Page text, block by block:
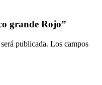
grande Rojo”
publicada. Los campos